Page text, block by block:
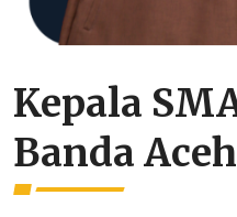
Kepala
Banda Aceh